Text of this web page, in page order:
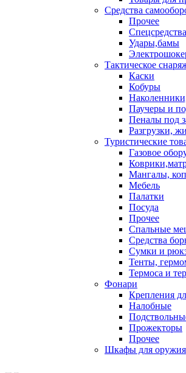
Средства
Прочее
Спецсредства
Удары,бамы
Тактическое
Каски
Кобуры
Паучеры и
Пеналы под
Разгрузки,
Туристические
Газовое
Мангалы,
Мебель
Палатки
Посуда
Прочее
Спальные
Средства
Сумки и
Тенты,
Термоса и
Фонари
Крепления
Налобные
Прожекторы
Прочее
Шкафы для оружия